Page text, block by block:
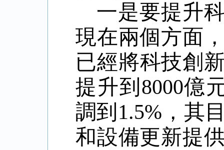
一是要提升
現在兩個方面
已經將科技創
提升到 8000億
調到 1.5% ，其
和設備更新提